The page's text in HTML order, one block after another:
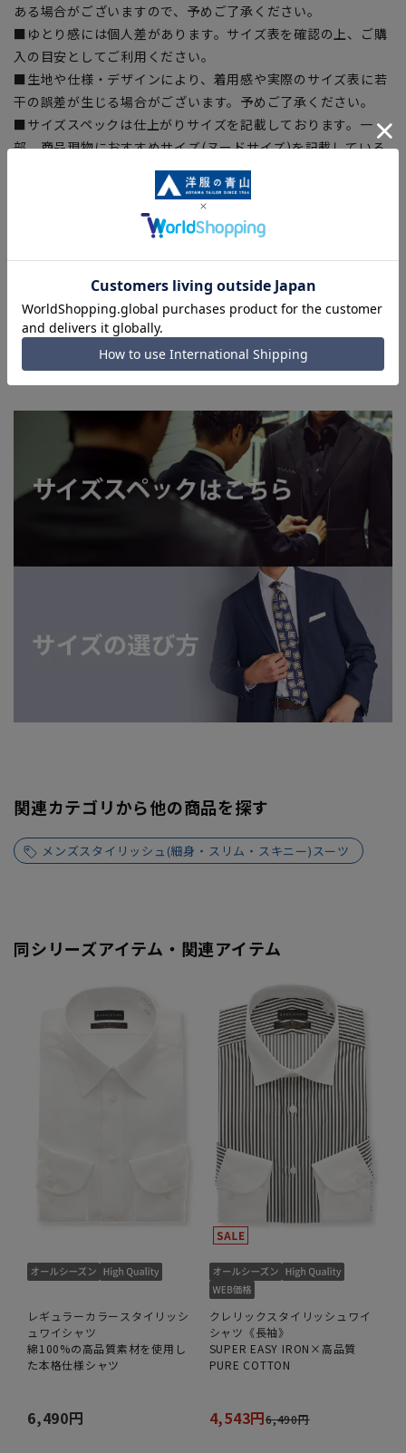
ある場合がございますので、予めご了承ください。
■ゆとり感には個人差があります。サイズ表を確認の上、ご購
入の目安としてご利用ください。
■生地や仕様・デザインにより、着用感や実際のサイズ表に若
干の誤差が生じる場合がございます。予めご了承ください。
■サイズスペックは仕上がりサイズを記載しております。一
部、商品現物におすすめサイズ(ヌードサイズ)を記載している
■ブラウザやお使いのモニター環境、また撮影時の室内外の光
加減により、実際の商品と掲載画像の色味が異なる場合がござ
■店舗や各モールサイトと商品在庫を共有しております関係
上、ご注文いただいたタイミングにより欠品が発生し、ご注文
を完了できない場合がございます。予めご了承ください。
■お急ぎ発送のご注文につきましても、ご注文のタイミングに
よってはお急ぎ発送サービスを選択できない場合がございま
す。
関連カテゴリから他の商品を探す
メンズスタイリッシュ(細身・スリム・スキニー)スーツ
同シリーズアイテム・関連アイテム
レギュラーカラースタイリッシ
ュワイシャツ
綿100%の高品質素材を使用し
た本格仕様シャツ
6,490円
クレリックスタイリッシュワイ
シャツ《長袖》
SUPER EASY IRON×高品質
PURE COTTON
4,543円6,490円